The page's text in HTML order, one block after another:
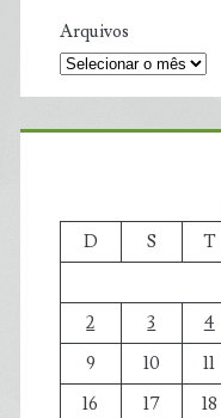
Arquivos
D
S T
2
3 4
9
10 11
16
17 18